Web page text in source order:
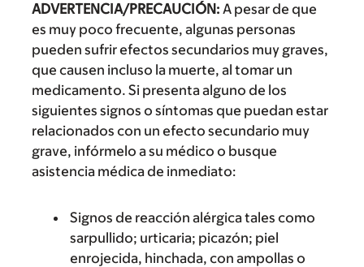
ADVERTENCIA/PRECAUCIÓN: A pesar de que
es muy poco frecuente, algunas personas
pueden sufrir efectos secundarios muy graves,
que causen incluso la muerte, al tomar un
medicamento. Si presenta alguno de los
siguientes signos o síntomas que puedan estar
relacionados con un efecto secundario muy
grave, infórmelo a su médico o busque
asistencia médica de inmediato:
Signos de reacción alérgica tales como
sarpullido; urticaria; picazón; piel
enrojecida, hinchada, con ampollas o